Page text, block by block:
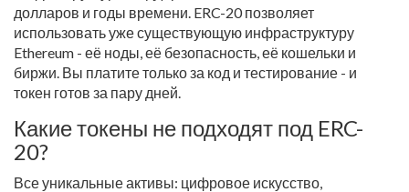
долларов и годы времени. ERC-20 позволяет
использовать уже существующую инфраструктуру
Ethereum - её ноды, её безопасность, её кошельки и
биржи. Вы платите только за код и тестирование - и
токен готов за пару дней.
Какие токены не подходят под ERC-
20?
Все уникальные активы: цифровое искусство,